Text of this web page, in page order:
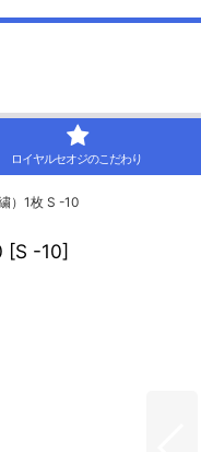
ロイヤルセオジのこだわり
）1枚 S -10
[S -10]